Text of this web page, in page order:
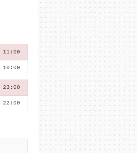
11:00
10:00
23:00
22:00